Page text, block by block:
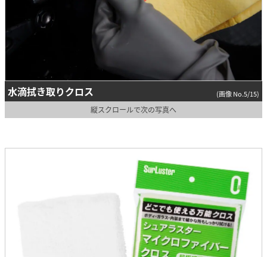
水滴拭き取りクロス (画像 No.5/15)
縦スクロールで次の写真へ